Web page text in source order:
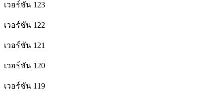
เวอร์ชัน 123
เวอร์ชัน 122
เวอร์ชัน 121
เวอร์ชัน 120
เวอร์ชัน 119